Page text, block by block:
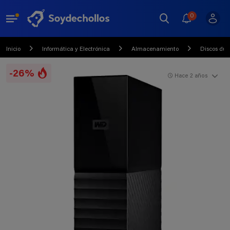
0
Inicio Informática y Electrónica Almacenamiento Discos
-26% Hace 2 años